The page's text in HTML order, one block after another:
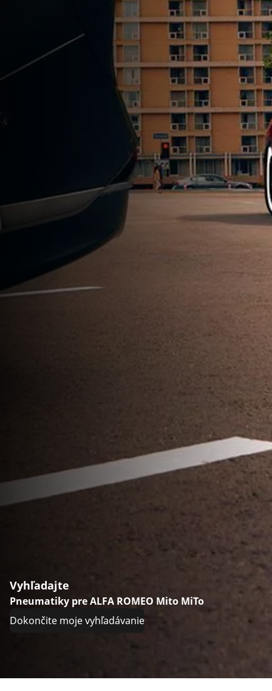
Vyhľadajte
Pneumatiky pre ALFA ROMEO Mito MiTo
Dokončite moje vyhľadávanie